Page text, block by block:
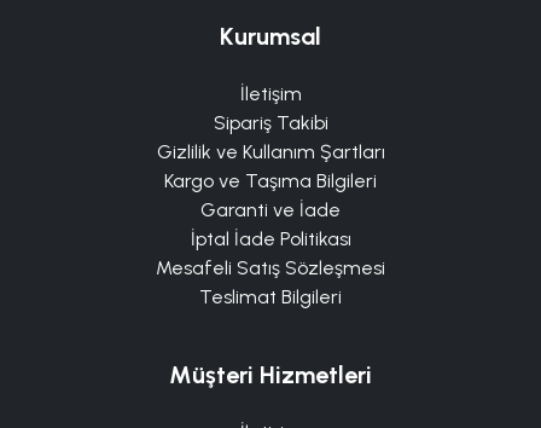
Kurumsal
İletişim
Sipariş Takibi
Gizlilik ve Kullanım Şartları
Kargo ve Taşıma Bilgileri
Garanti ve İade
İptal İade Politikası
Mesafeli Satış Sözleşmesi
Teslimat Bilgileri
Müşteri Hizmetleri